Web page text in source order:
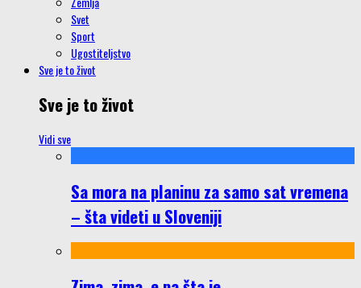
Svet
Sport
Ugostiteljstvo
Sve je to život
Sve je to život
Vidi sve
Sa mora na planinu za samo sat vremena
– šta videti u Sloveniji